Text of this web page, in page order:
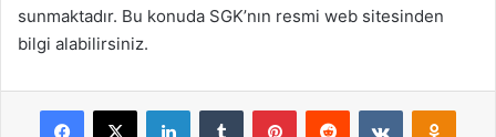
sunmaktadır. Bu konuda SGK’nın resmi web sitesinden
bilgi alabilirsiniz.
Facebook
X LinkedInTumblr PinterestReddit VKontakte